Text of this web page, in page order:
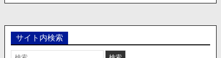
サイト内検索
検